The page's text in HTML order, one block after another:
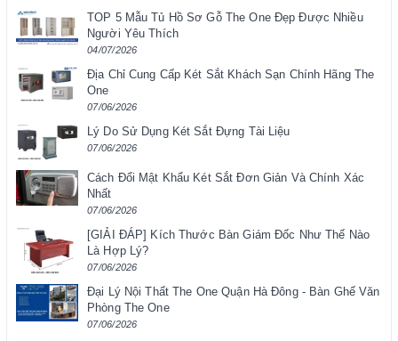
TOP 5 Mẫu Tủ Hồ Sơ Gỗ The One Đẹp Được Nhiều
Người Yêu Thích
04/07/2026
Địa Chỉ Cung Cấp Két Sắt Khách Sạn Chính Hãng The
One
07/06/2026
Lý Do Sử Dụng Két Sắt Đựng Tài Liệu
07/06/2026
Cách Đổi Mật Khẩu Két Sắt Đơn Giản Và Chính Xác
Nhất
07/06/2026
[GIẢI ĐÁP] Kích Thước Bàn Giám Đốc Như Thế Nào
Là Hợp Lý?
07/06/2026
Đại Lý Nội Thất The One Quận Hà Đông - Bàn Ghế Văn
Phòng The One
07/06/2026